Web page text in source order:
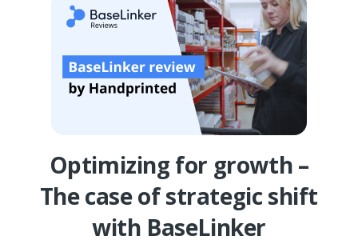
Optimizing for growth –
The case of strategic shift
with BaseLinker